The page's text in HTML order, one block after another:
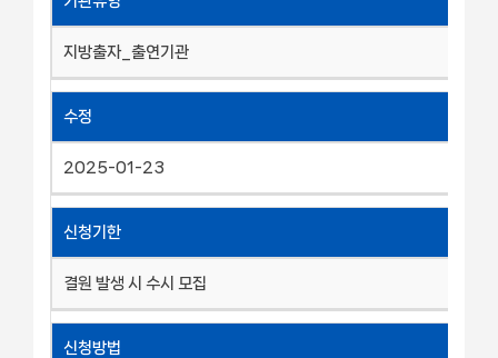
지방출자_출연기관
수정
2025-01-23
신청기한
결원 발생 시 수시 모집
신청방법